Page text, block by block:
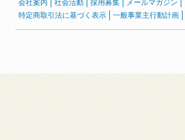
会社案内 社会活動 採用募集 メールマガジン
特定商取引法に基づく表示
一般事業主行動計画